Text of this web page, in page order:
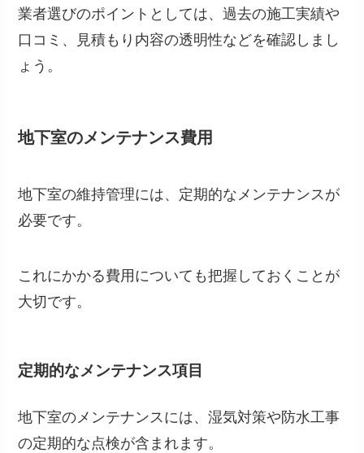
業者選びのポイントとしては、過去の施工実績や
口コミ、見積もり内容の透明性などを確認しまし
ょう。
地下室のメンテナンス費用
地下室の維持管理には、定期的なメンテナンスが
必要です。
これにかかる費用についても把握しておくことが
大切です。
定期的なメンテナンス項目
地下室のメンテナンスには、湿気対策や防水工事
の定期的な点検が含まれます。